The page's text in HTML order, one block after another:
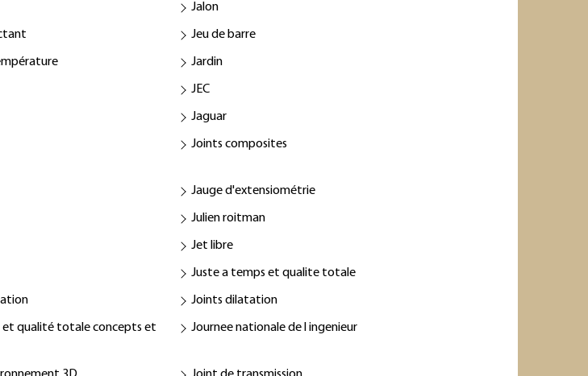
Jalon
Jeu de barre
Jardin
JEC
Jaguar
Joints composites
Jauge d'extensiométrie
Julien roitman
Jet libre
Juste a temps et qualite totale
Joints dilatation
et qualité totale concepts et
Journee nationale de l ingenieur